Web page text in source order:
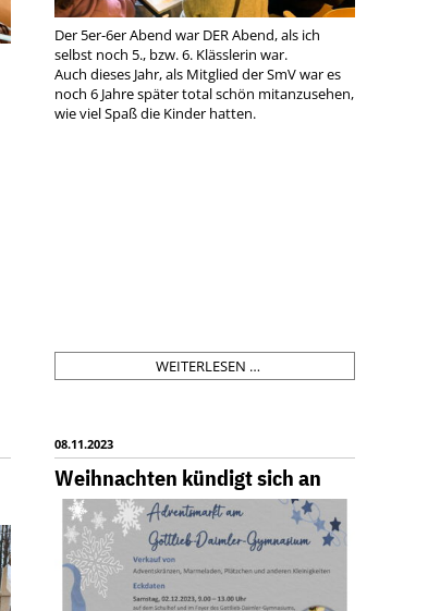
Der 5er-6er Abend war DER Abend, als ich
selbst noch 5., bzw. 6. Klässlerin war.
Auch dieses Jahr, als Mitglied der SmV war es
noch 6 Jahre später total schön mitanzusehen,
wie viel Spaß die Kinder hatten.
WEITERLESEN …DIE
SCHÜLERSPRECHERIN
08.11.2023
Weihnachten kündigt sich an